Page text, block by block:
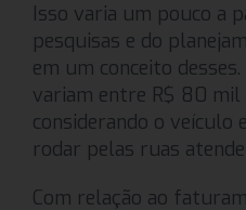
Isso varia um pouco a
pesquisas e do
em um conceito
variam entre R$ 80 mil
considerando o veículo
rodar pelas ruas
Com relação ao